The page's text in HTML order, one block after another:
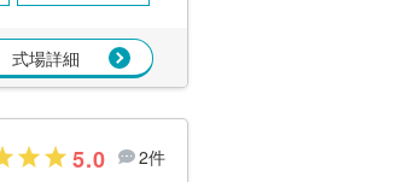
式場詳細
5.0 2件